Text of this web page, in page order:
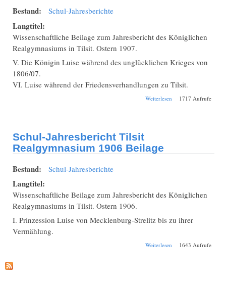
Bestand: Schul-Jahresberichte
Langtitel:
Wissenschaftliche Beilage zum Jahresbericht des Königlichen
Realgymnasiums in Tilsit. Ostern 1907.
V. Die Königin Luise während des unglücklichen Krieges von
1806/07.
VI. Luise während der Friedensverhandlungen zu Tilsit.
Weiterlesen über Schul-
1717 Aufrufe
Schul-Jahresbericht Tilsit
Realgymnasium 1906 Beilage
Bestand: Schul-Jahresberichte
Langtitel:
Wissenschaftliche Beilage zum Jahresbericht des Königlichen
Realgymnasiums in Tilsit. Ostern 1906.
I. Prinzession Luise von Mecklenburg-Strelitz bis zu ihrer
Vermählung.
Weiterlesen über Schul-
1643 Aufrufe